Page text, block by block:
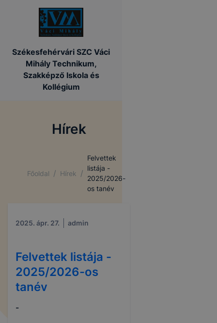
Székesfehérvári SZC Váci
Mihály Technikum,
Szakképző Iskola és
Kollégium
Hírek
Főoldal / Hírek /
Felvettek
listája -
2025/2026-
os tanév
2025. ápr. 27. admin
Felvettek listája -
2025/2026-os
tanév
-